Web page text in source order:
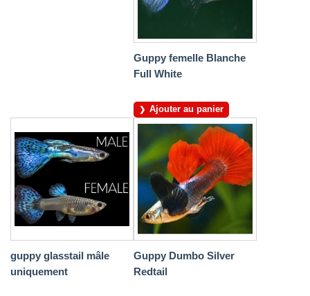
Guppy femelle Blanche
Full White
Ajouter au panier
guppy glasstail mâle
uniquement
Guppy Dumbo Silver
Redtail